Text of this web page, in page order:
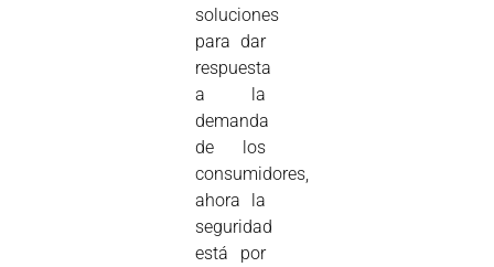
soluciones
para dar
respuesta
a la
demanda
de los
consumidores,
ahora la
seguridad
está por